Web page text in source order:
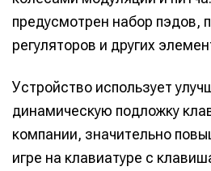
предусмотрен набор пэдов,
регуляторов и других
Устройство использует
динамическую подложку
компании, значительно
игре на клавиатуре с